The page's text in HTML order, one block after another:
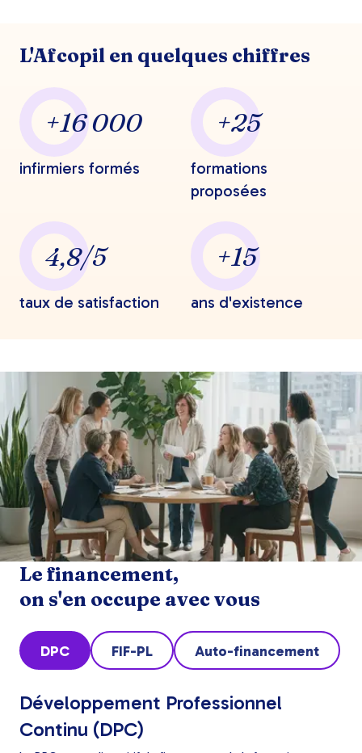
L'Afcopil en quelques chiffres
+16 000
infirmiers formés
+25
formations
proposées
4,8/5
taux de satisfaction
+15
ans d'existence
Le financement,
on s'en occupe avec vous
DPC FIF-PL Auto-financement
Développement Professionnel
Continu (DPC)